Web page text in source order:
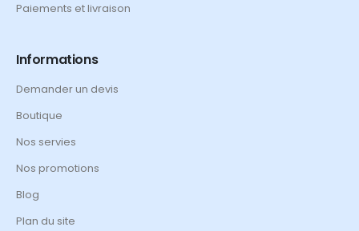
Paiements et livraison
Informations
Demander un devis
Boutique
Nos servies
Nos promotions
Blog
Plan du site